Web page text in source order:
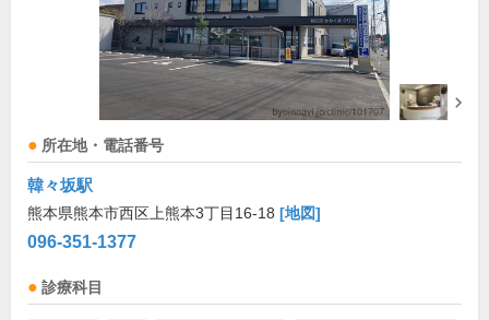
所在地・電話番号
韓々坂駅
熊本県熊本市西区上熊本3丁目16-18 [地図]
096-351-1377
診療科目